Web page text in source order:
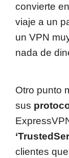
convierte
viaje a un
un VPN
nada de
Otro punto
sus
clientes